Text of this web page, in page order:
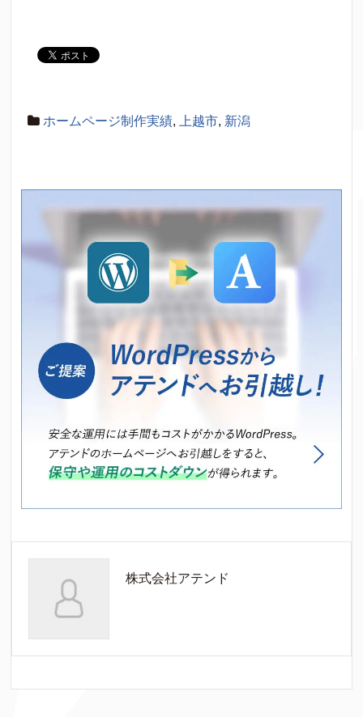
ホームページ制作実績, 上越市, 新潟
株式会社アテンド